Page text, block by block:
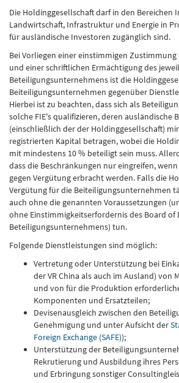
Die Holdinggesellschaft darf in den Bereichen
Landwirtschaft, Infrastruktur und Energie in
für ausländische Investoren zugänglich sind.
Bei Vorliegen einer einstimmigen
und einer schriftlichen Ermächtigung des
Beteiligungsunternehmens ist die
Beiteiligungsunternehmen gegenüber
Hierbei ist zu beachten, dass sich als
solche FIE's qualifizieren, deren ausländische
(einschließlich der der Holdinggesellschaft)
registrierten Kapital betragen, wobei die
mit mindestens 10 % beteiligt sein muss.
dass die Beschränkungen nur eingreifen,
gegen Vergütung erbracht werden. Falls die
Vergütung für die Beiteiligungsunternehmen
auch ohne die genannten Voraussetzungen
ohne Einstimmigkeitserfordernis des Board of
Beteiligungsunternehmens) tun.
Folgende Dienstleistungen sind möglich:
Vertretung oder Unterstützung bei
der VR China als auch im Ausland) von
und von für die Produktion
Komponenten und Ersatzteilen;
Devisenausgleich zwischen den
Genehmigung und unter Aufsicht der
Foreign Exchange (SAFE));
Unterstützung der
Rekrutierung und Ausbildung ihres
und Erbringung sonstiger